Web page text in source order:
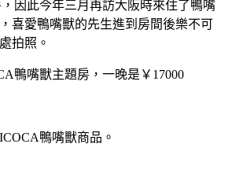
因此今年三月再訪大阪時來住了鴨嘴
喜愛鴨嘴獸的先生進到房間後樂不可
拍照。
鴨嘴獸主題房，一晚是￥17000
鴨嘴獸商品。